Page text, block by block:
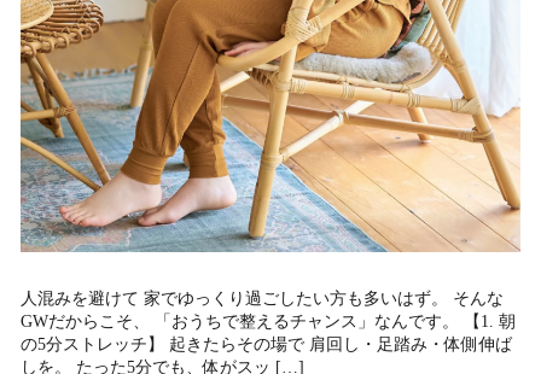
人混みを避けて 家でゆっくり過ごしたい方も多いはず。 そんな
GWだからこそ、 「おうちで整えるチャンス」なんです。 【1. 朝
の5分ストレッチ】 起きたらその場で 肩回し・足踏み・体側伸ば
しを。 たった5分でも、体がスッ […]